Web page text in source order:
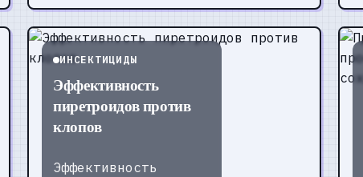
ИНСЕКТИЦИДЫ
Эффективность
пиретроидов против
клопов
Эффективность